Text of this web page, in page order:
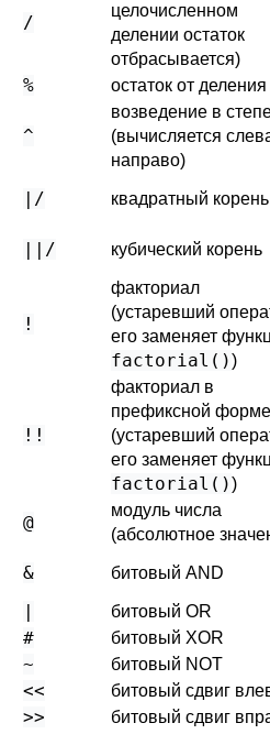
/
целочисленном
делении остаток
отбрасывается)
% остаток от деления
^
возведение в
(вычисляется
направо)
|/ квадратный корень
||/ кубический корень
!
факториал
(устаревший
его заменяет
factorial())
!!
факториал в
префиксной форме
(устаревший
его заменяет
factorial())
@
модуль числа
(абсолютное
& битовый AND
|
битовый OR
#
битовый XOR
~
битовый NOT
<<
битовый сдвиг
>>
битовый сдвиг